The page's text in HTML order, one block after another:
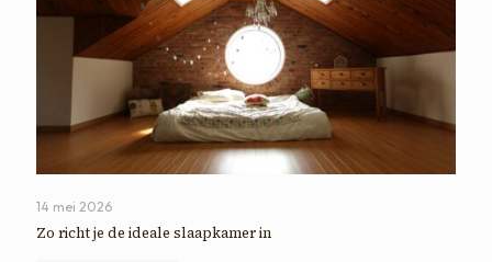
14 mei 2026
Zo richt je de ideale slaapkamer in